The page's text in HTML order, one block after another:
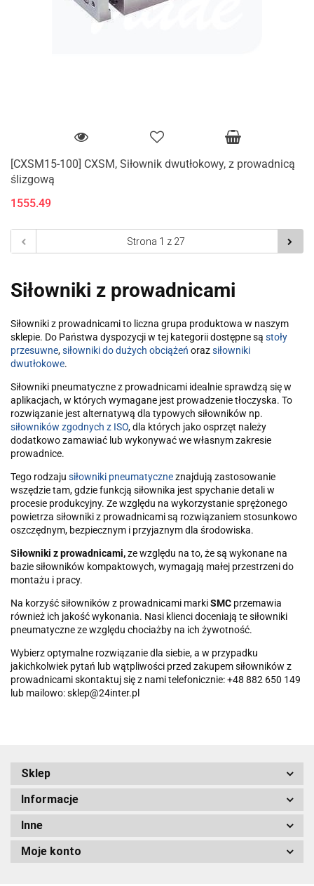
[CXSM15-100] CXSM, Siłownik dwutłokowy, z prowadnicą
ślizgową
1555.49
Siłowniki z prowadnicami
Siłowniki z prowadnicami to liczna grupa produktowa w naszym
sklepie. Do Państwa dyspozycji w tej kategorii dostępne są stoły
przesuwne,siłowniki do dużych obciążeń orazsiłowniki
dwutłokowe.
Siłowniki pneumatyczne z prowadnicami idealnie sprawdzą się w
aplikacjach, w których wymagane jest prowadzenie tłoczyska. To
rozwiązanie jest alternatywą dla typowych siłowników np.
siłowników zgodnych z ISO, dla których jako osprzęt należy
dodatkowo zamawiać lub wykonywać we własnym zakresie
prowadnice.
Tego rodzaju siłowniki pneumatyczneznajdują zastosowanie
wszędzie tam, gdzie funkcją siłownika jest spychanie detali w
procesie produkcyjny. Ze względu na wykorzystanie sprężonego
powietrza siłowniki z prowadnicami są rozwiązaniem stosunkowo
oszczędnym, bezpiecznym i przyjaznym dla środowiska.
Siłowniki z prowadnicami,ze względu na to, że są wykonane na
bazie siłowników kompaktowych, wymagają małej przestrzeni do
montażu i pracy.
Na korzyść siłowników z prowadnicami markiSMC przemawia
również ich jakość wykonania. Nasi klienci doceniają te siłowniki
pneumatyczne ze względu chociażby na ich żywotność.
Wybierz optymalne rozwiązanie dla siebie, a w przypadku
jakichkolwiek pytań lub wątpliwości przed zakupem siłowników z
prowadnicami skontaktuj się z nami telefonicznie: +48 882 650 149
lub mailowo: sklep@24inter.pl
Sklep
Informacje
Inne
Moje konto